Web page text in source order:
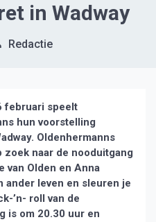
in Wadway
Redactie
februari speelt
hun voorstelling
Oldenhermanns
naar de nooduitgang
van Olden en Anna
ander leven en sleuren je
’n- roll van de
is om 20.30 uur en